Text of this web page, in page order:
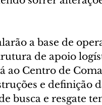
a base de
de apoio
ao Centro de
e definição
busca e resgate